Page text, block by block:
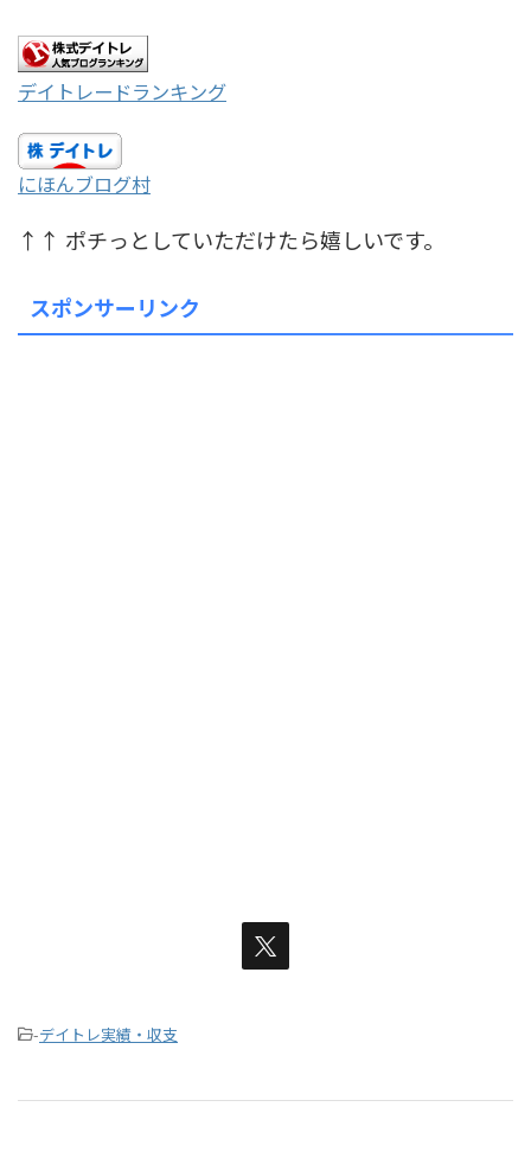
デイトレードランキング
にほんブログ村
↑↑ ポチっとしていただけたら嬉しいです。
スポンサーリンク
-デイトレ実績・収支